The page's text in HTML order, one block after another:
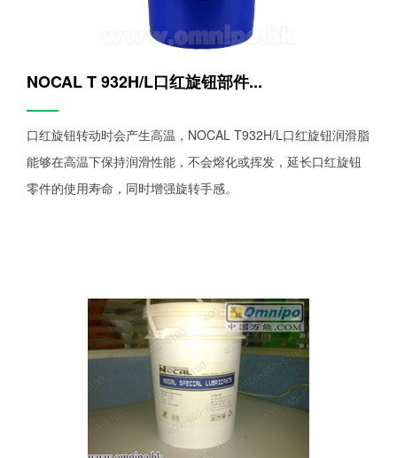
NOCAL T 932H/L口红旋钮部件...
——
口红旋钮转动时会产生高温，NOCAL T932H/L口红旋钮润滑脂
能够在高温下保持润滑性能，不会熔化或挥发，延长口红旋钮
零件的使用寿命，同时增强旋转手感。